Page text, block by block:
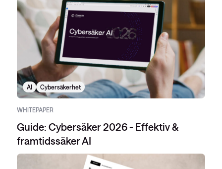
AI Cybersäkerhet
WHITEPAPER
Guide: Cybersäker 2026 - Effektiv &
framtidssäker AI